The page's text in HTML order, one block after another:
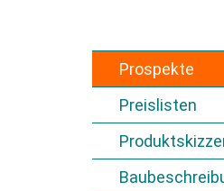
Prospekte
Preislisten